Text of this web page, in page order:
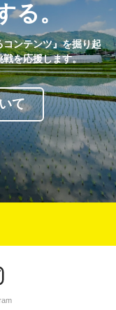
る。
ンテンツ』を掘り起
戦を応援します。
て